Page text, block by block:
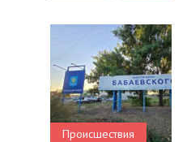
Происшествия